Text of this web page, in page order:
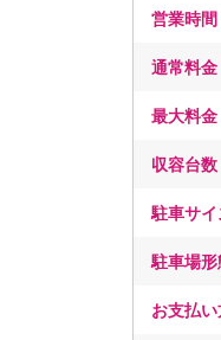
営業時間
通常料金
最大料金
収容台数
駐車サイ
駐車場形
お支払